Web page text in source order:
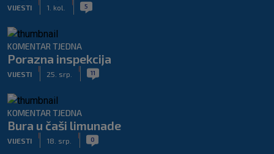
VIJESTI 1. kol. 5
KOMENTAR TJEDNA
Porazna inspekcija
VIJESTI 25. srp. 11
KOMENTAR TJEDNA
Bura u čaši limunade
VIJESTI 18. srp. 0